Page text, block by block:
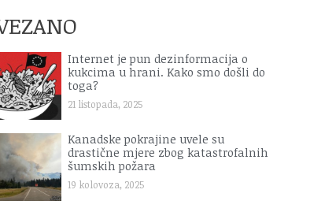
Internet je pun dezinformacija o
kukcima u hrani. Kako smo došli do
toga?
21 listopada, 2025
Kanadske pokrajine uvele su
drastične mjere zbog katastrofalnih
šumskih požara
19 kolovoza, 2025